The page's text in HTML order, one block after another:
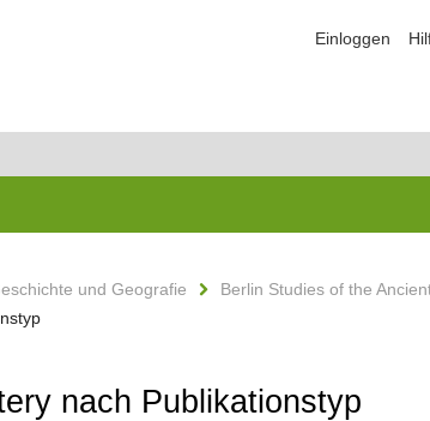
Einloggen
und Geografie Berlin Studies of the
nach Publikationstyp